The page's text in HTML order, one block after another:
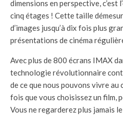
dimensions en perspective, c’est
cinq étages ! Cette taille
d’images jusqu’à dix fois plus
présentations de cinéma
Avec plus de 800 écrans IMAX
technologie révolutionnaire
de ce que nous pouvons vivre au
fois que vous choisissez un film,
Vous ne regarderez plus jamais